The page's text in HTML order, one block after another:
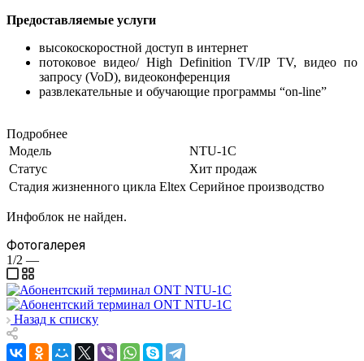
Предоставляемые услуги
высокоскоростной доступ в интернет
потоковое видео/ High Definition TV/IP TV, видео по
запросу (VoD), видеоконференция
развлекательные и обучающие программы “on-line”
Подробнее
Модель
NTU-1C
Статус
Хит продаж
Стадия жизненного цикла Eltex Серийное производство
Инфоблок не найден.
Фотогалерея
1/2 —
Назад к списку